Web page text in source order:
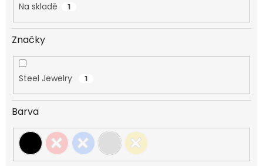
Na skladě 1
Značky
Steel Jewelry 1
Barva